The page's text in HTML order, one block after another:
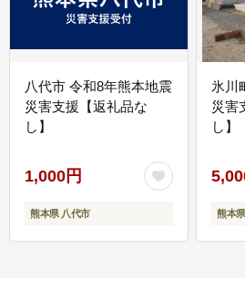
八代市 令和8年熊本地震
災害支援【返礼品な
し】
1,000円
熊本県 八代市
氷川
災害
し】
熊本